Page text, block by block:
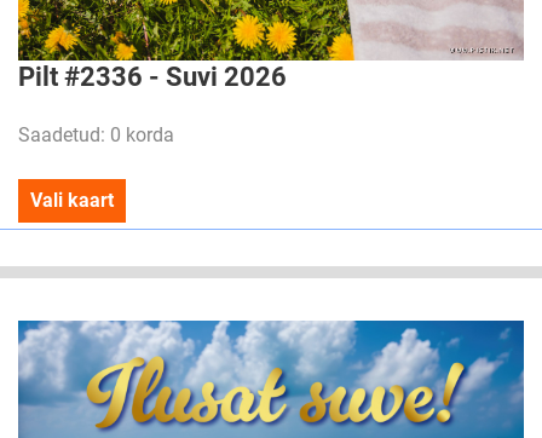
Pilt #2336 - Suvi 2026
Saadetud: 0 korda
Vali kaart